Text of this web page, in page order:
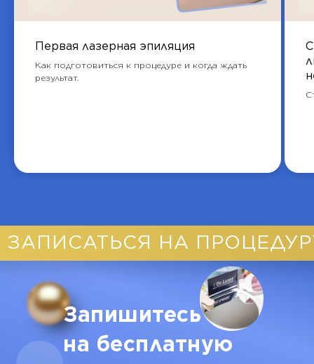
Первая лазерная эпиляция
Как подготовиться к процедуре и когда ждать
результат.
ЗАПИСАТЬСЯ НА
Запишитесь
на бесплатную